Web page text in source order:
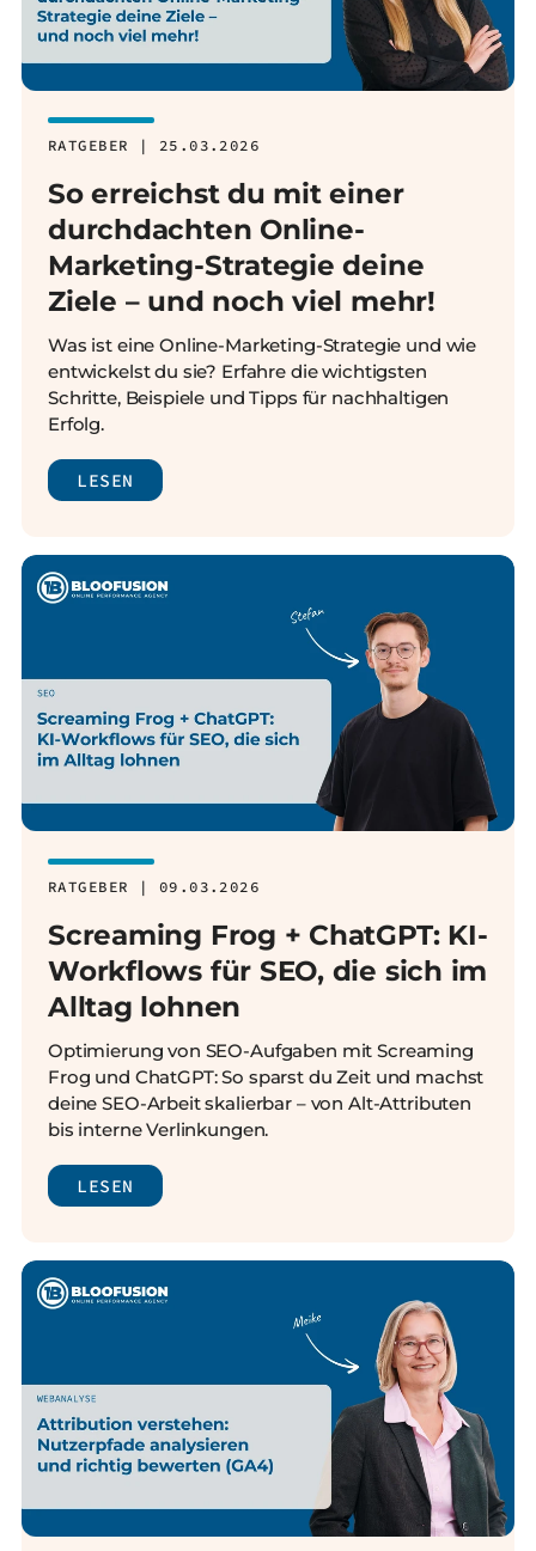
RATGEBER | 25.03.2026
So erreichst du mit einer
durchdachten Online-
Marketing-Strategie deine
Ziele – und noch viel mehr!
Was ist eine Online-Marketing-Strategie und wie
entwickelst du sie? Erfahre die wichtigsten
Schritte, Beispiele und Tipps für nachhaltigen
Erfolg.
LESEN
RATGEBER | 09.03.2026
Screaming Frog + ChatGPT: KI-
Workflows für SEO, die sich im
Alltag lohnen
Optimierung von SEO-Aufgaben mit Screaming
Frog und ChatGPT: So sparst du Zeit und machst
deine SEO-Arbeit skalierbar – von Alt-Attributen
bis interne Verlinkungen.
LESEN